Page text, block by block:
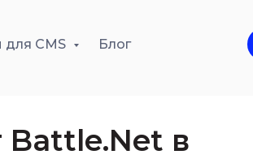
CMS Блог
Battle.Net в